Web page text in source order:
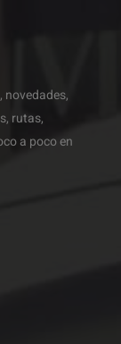
rutas,
a poco en